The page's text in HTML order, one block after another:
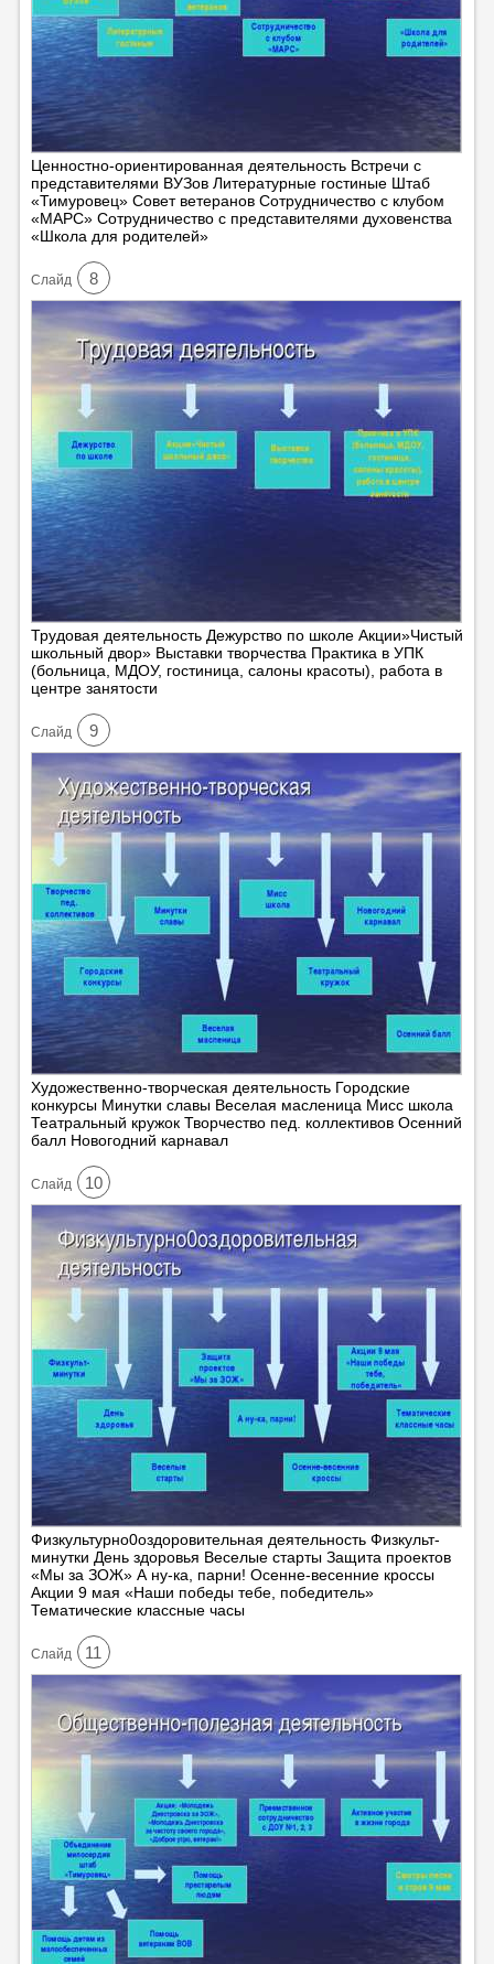
Ценностно-ориентированная деятельность Встречи с
представителями ВУЗов Литературные гостиные Штаб
«Тимуровец» Совет ветеранов Сотрудничество с клубом
«МАРС» Сотрудничество с представителями духовенства
«Школа для родителей»
Cлайд 8
Трудовая деятельность Дежурство по школе Акции»Чистый
школьный двор» Выставки творчества Практика в УПК
(больница, МДОУ, гостиница, салоны красоты), работа в
центре занятости
Cлайд 9
Художественно-творческая деятельность Городские
конкурсы Минутки славы Веселая масленица Мисс школа
Театральный кружок Творчество пед. коллективов Осенний
балл Новогодний карнавал
Cлайд 10
Физкультурно0оздоровительная деятельность Физкульт-
минутки День здоровья Веселые старты Защита проектов
«Мы за ЗОЖ» А ну-ка, парни! Осенне-весенние кроссы
Акции 9 мая «Наши победы тебе, победитель»
Тематические классные часы
Cлайд 11